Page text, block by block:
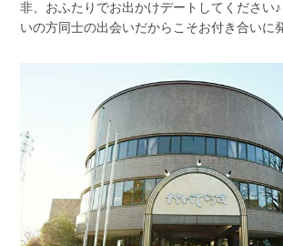
非、おふたりでお出かけデートしてください
いの方同士の出会いだからこそお付き合いに